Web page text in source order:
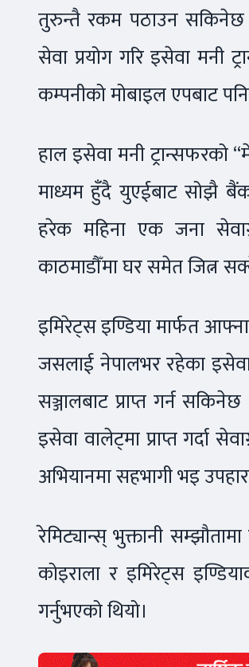
तुरुन्तै रकम पठाउन सकिनेछ
सेवा प्रयोग गरि इसेवा मनी
कम्पनीको मोबाइल एपबाट
हाल इसेवा मनी ट्रान्सफरको
माध्यम हुँदै युएईबाट सोझै
हरेक महिना एक जना
काठमाडौँमा घर समेत जित्न
इमिरेट्स इण्डिया मार्फत
जसलाई नेपालभर रहेका
सञ्जालबाट प्राप्त गर्न
इसेवा वालेट्मा प्राप्त गर्दा
अभियानमा सहभागी भइ
रेमिट्यान्स् भुक्तानी
कोइराला र इमिरेट्स
गर्नुभएको थियो।